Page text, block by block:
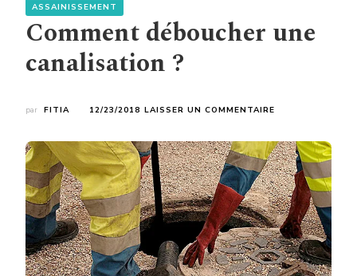
ASSAINISSEMENT
Comment déboucher une
canalisation ?
par FITIA 12/23/2018 LAISSER UN COMMENTAIRE
UNE
CANALISATION
?